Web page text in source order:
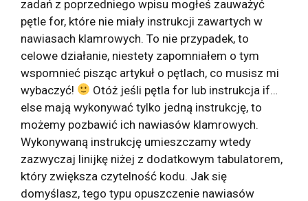
zadań z poprzedniego wpisu mogłeś zauważyć
pętle for, które nie miały instrukcji zawartych w
nawiasach klamrowych. To nie przypadek, to
celowe działanie, niestety zapomniałem o tym
wspomnieć pisząc artykuł o pętlach, co musisz mi
wybaczyć!
Otóż jeśli pętla for lub instrukcja if…
else mają wykonywać tylko jedną instrukcję, to
możemy pozbawić ich nawiasów klamrowych.
Wykonywaną instrukcję umieszczamy wtedy
zazwyczaj linijkę niżej z dodatkowym tabulatorem,
który zwiększa czytelność kodu. Jak się
domyślasz, tego typu opuszczenie nawiasów